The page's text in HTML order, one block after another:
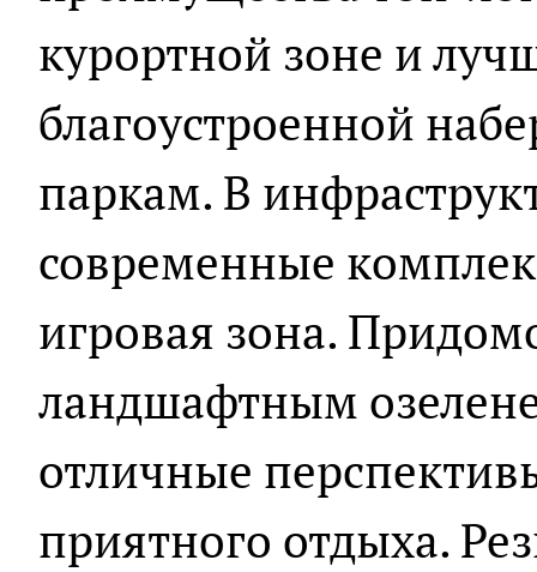
курортной зоне и
благоустроенной
паркам. В
современные
игровая зона.
ландшафтным
отличные
приятного отдыха.